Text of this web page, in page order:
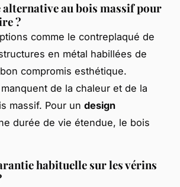
au bois massif pour
?
comme le contreplaqué de
en métal habillées de
compromis esthétique.
de la chaleur et de la
massif. Pour un design
durée de vie étendue, le bois
habituelle sur les vérins